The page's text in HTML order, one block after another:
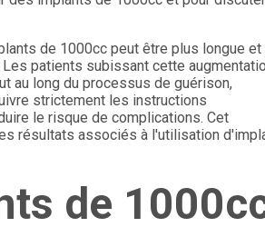
de 1000cc peut être plus longue et
patients subissant cette
au long du processus de guérison,
strictement les instructions
le risque de complications. Cet
résultats associés à l'utilisation
de